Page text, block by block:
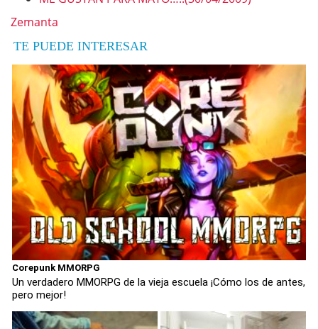
Zemanta
TE PUEDE INTERESAR
Corepunk MMORPG
Un verdadero MMORPG de la vieja escuela ¡Cómo los de antes,
pero mejor!